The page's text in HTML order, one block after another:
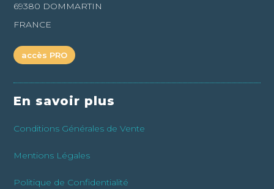
69380 DOMMARTIN
FRANCE
accès PRO
En savoir plus
Conditions Générales de Vente
Mentions Légales
Politique de Confidentialité